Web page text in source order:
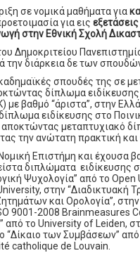
σε νομικά μαθήματα για
για εις
στην Εθνική Σχολή
Δημοκριτείου
την διάρκεια δε των
σπουδές της σε
δίπλωμα
βαθμό “άριστα”, στην
ειδίκευσης στο
μεταπτυχιακό
την ανώτατη πρακτική
Επιστήμη και έχουσα
διπλώματα ειδίκευσης
Ψυχολογία” από το
στην “Διαδικτυακή
και Ορολογία”,
9001-2008 Brainmeasures
από το University of Leiden,
“Δίκαιο των Συμβάσεων”
catholique de Louvain.